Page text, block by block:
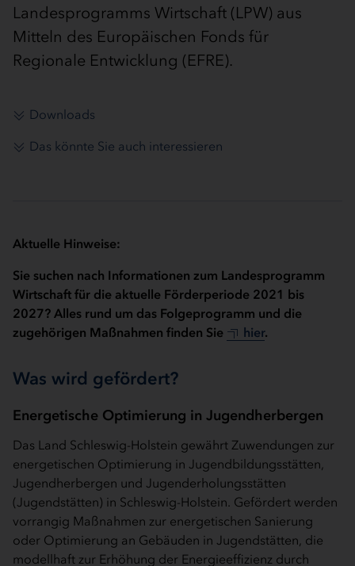
Landesprogramms Wirtschaft (LPW) aus
Mitteln des Europäischen Fonds für
Regionale Entwicklung (EFRE).
Downloads
Das könnte Sie auch interessieren
Aktuelle Hinweise:
Sie suchen nach Informationen zum Landesprogramm
Wirtschaft für die aktuelle Förderperiode 2021 bis
2027? Alles rund um das Folgeprogramm und die
zugehörigen Maßnahmen finden Sie
hier.
Was wird gefördert?
Energetische Optimierung in Jugendherbergen
Das Land Schleswig-Holstein gewährt Zuwendungen zur
energetischen Optimierung in Jugendbildungsstätten,
Jugendherbergen und Jugenderholungsstätten
(Jugendstätten) in Schleswig-Holstein. Gefördert werden
vorrangig Maßnahmen zur energetischen Sanierung
oder Optimierung an Gebäuden in Jugendstätten, die
modellhaft zur Erhöhung der Energieeffizienz durch